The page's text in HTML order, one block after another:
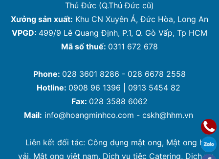
Thủ Đức (Q.Thủ Đức cũ)
Xưởng sản xuất: Khu CN Xuyên Á, Đức Hòa, Long An
VPGD: 499/9 Lê Quang Định, P.1, Q. Gò Vấp, Tp HCM
Mã số thuế: 0311 672 678
Phone: 028 3601 8286 - 028 6678 2558
Hotline: 0908 96 1396 | 0913 5454 82
Fax: 028 3588 6062
Mail: info@hoangminhco.com - cskh@hhm.vn
Liên kết đối tác: Công dụng mật ong, Mật ong hoa
vải, Mật ong việt nam, Dịch vụ tiệc Catering, Dịch vụ